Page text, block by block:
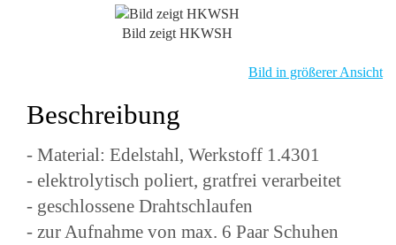
Bild zeigt HKWSH
Bild in größerer Ansicht
Beschreibung
- Material: Edelstahl, Werkstoff 1.4301
- elektrolytisch poliert, gratfrei verarbeitet
- geschlossene Drahtschlaufen
- zur Aufnahme von max. 6 Paar Schuhen